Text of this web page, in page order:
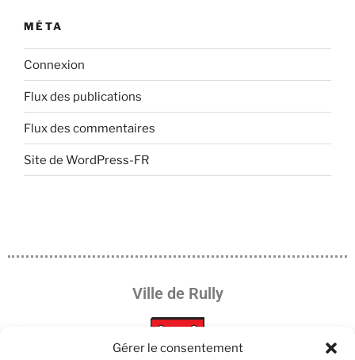
Gérer le consentement
MÉTA
Connexion
Flux des publications
Flux des commentaires
Site de WordPress-FR
Ville de Rully